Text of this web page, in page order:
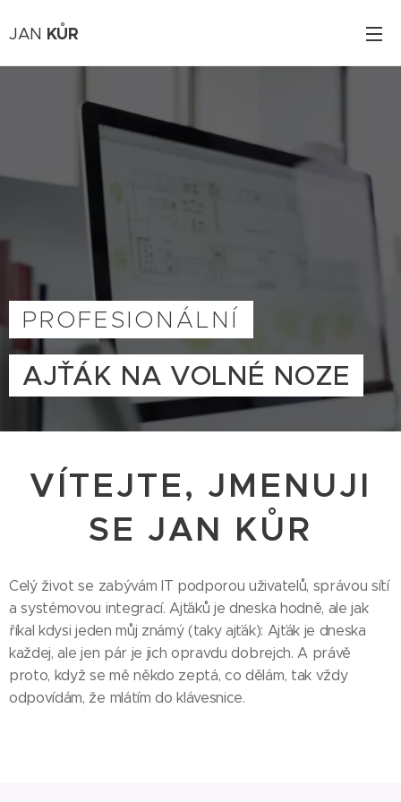
JAN KŮR
PROFESIONÁLNÍ
AJŤÁK NA VOLNÉ NOZE
VÍTEJTE, JMENUJI
SE JAN KŮR
Celý život se zabývám IT podporou uživatelů, správou sítí
a systémovou integrací. Ajťáků je dneska hodně, ale jak
říkal kdysi jeden můj známý (taky ajťák): Ajťák je dneska
každej, ale jen pár je jich opravdu dobrejch. A právě
proto, když se mě někdo zeptá, co dělám, tak vždy
odpovídám, že mlátím do klávesnice.